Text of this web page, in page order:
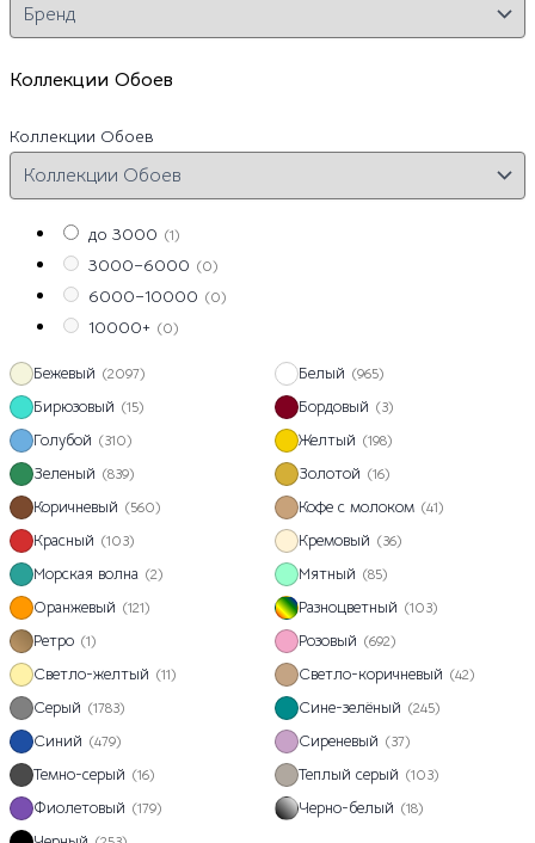
Коллекции Обоев
Коллекции Обоев
до 3000 (1)
3000–6000 (0)
6000–10000 (0)
10000+ (0)
Бежевый (2097) Белый (965)
Бирюзовый (15) Бордовый (3)
Голубой (310) Желтый (198)
Зеленый (839) Золотой (16)
Коричневый (560) Кофе с молоком (41)
Красный (103) Кремовый (36)
Морская волна (2) Мятный (85)
Оранжевый (121) Разноцветный (103)
Ретро (1) Розовый (692)
Светло-желтый (11) Светло-коричневый (42)
Серый (1783) Сине-зелёный (245)
Синий (479) Сиреневый (37)
Темно-серый (16) Теплый серый (103)
Фиолетовый (179) Черно-белый (18)